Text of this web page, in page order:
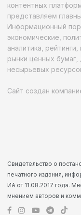
контентных
представляем
Информационный
экономические,
аналитика,
рынки ценных
несырьевых
Сайт создан
Свидетельство о
печатного издания,
ИА от 11.08.2017 года.
мнением авторов и